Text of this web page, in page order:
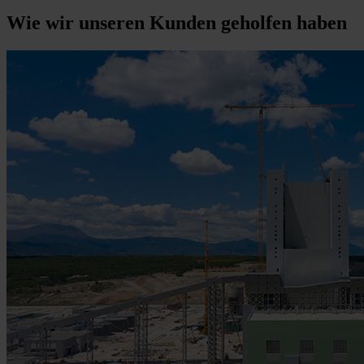
Wie wir unseren Kunden geholfen haben